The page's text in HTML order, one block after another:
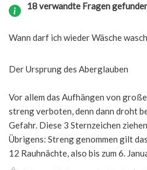
18 verwandte Fragen
Wann darf ich wieder Wäsche
Der Ursprung des Aberglauben
Vor allem das Aufhängen von
streng verboten, denn dann droht
Gefahr. Diese 3 Sternzeichen
Übrigens: Streng genommen gilt
12 Rauhnächte, also bis zum 6.